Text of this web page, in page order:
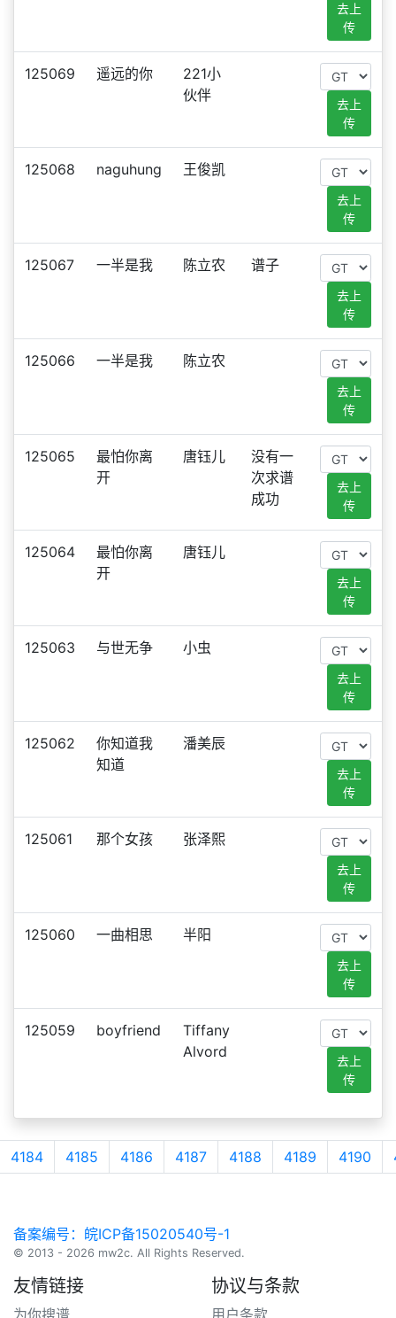
去上
传
125069 遥远的你
221小
伙伴
去上
传
125068 naguhung 王俊凯
去上
传
125067 一半是我 陈立农 谱子
去上
传
125066 一半是我 陈立农
去上
传
125065
最怕你离
开
唐钰儿
没有一
次求谱
成功
去上
传
125064
最怕你离
开
唐钰儿
去上
传
125063 与世无争 小虫
去上
传
125062
你知道我
知道
潘美辰
去上
传
125061 那个女孩 张泽熙
去上
传
125060 一曲相思 半阳
去上
传
125059 boyfriend
Tiffany
Alvord
去上
传
4184 4185 4186 4187 4188 4189 4190
备案编号：皖ICP备15020540号-1
© 2013 - 2026 mw2c. All Rights Reserved.
友情链接
为你搜谱
协议与条款
用户条款